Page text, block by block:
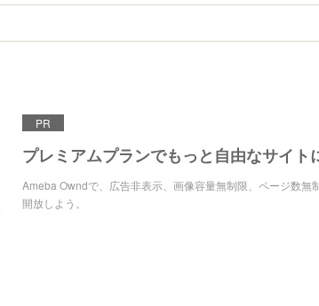
PR
プレミアムプランでもっと自由なサイト
Ameba Owndで、広告非表示、画像容量無制限、ページ数無
開放しよう。